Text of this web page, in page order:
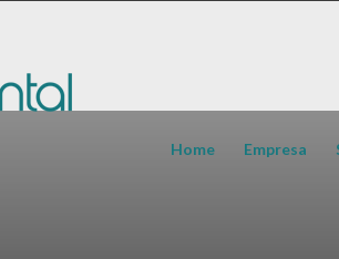
Home Empresa